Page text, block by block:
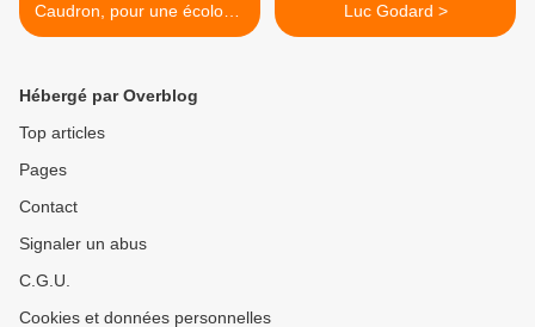
Caudron, pour une écologie
rationnelle et émancipatrice
Luc Godard >
Hébergé par Overblog
Top articles
Pages
Contact
Signaler un abus
C.G.U.
Cookies et données personnelles